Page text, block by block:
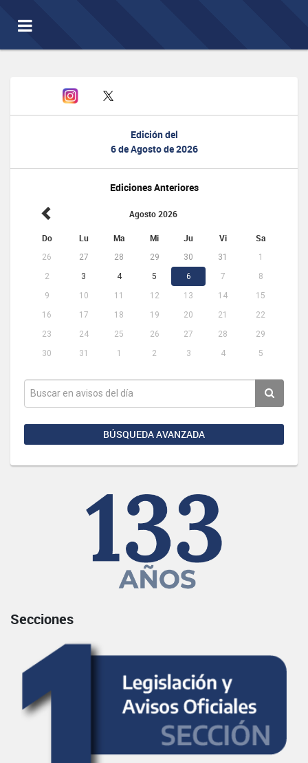
Toggle
navigation
Edición del
6 de Agosto de 2026
Ediciones Anteriores
Agosto 2026
Do Lu Ma Mi Ju Vi Sa
26 27 28 29 30 31
1
2
3 4 5 6 7
8
9
10 11 12 13 14
15
16
17 18 19 20 21
22
23
24 25 26 27 28
29
30
31 1 2 3 4 5
BÚSQUEDA AVANZADA
Secciones